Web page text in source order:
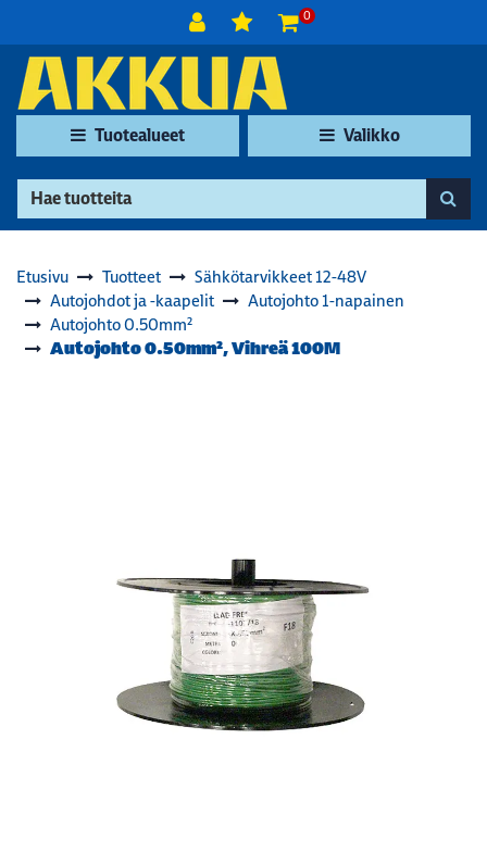
0
Tuotealueet Valikko
Etusivu Tuotteet
Sähkötarvikkeet 12-48V
Autojohdot ja -kaapelit
Autojohto 1-napainen
Autojohto 0.50mm²
Autojohto 0.50mm², Vihreä 100M